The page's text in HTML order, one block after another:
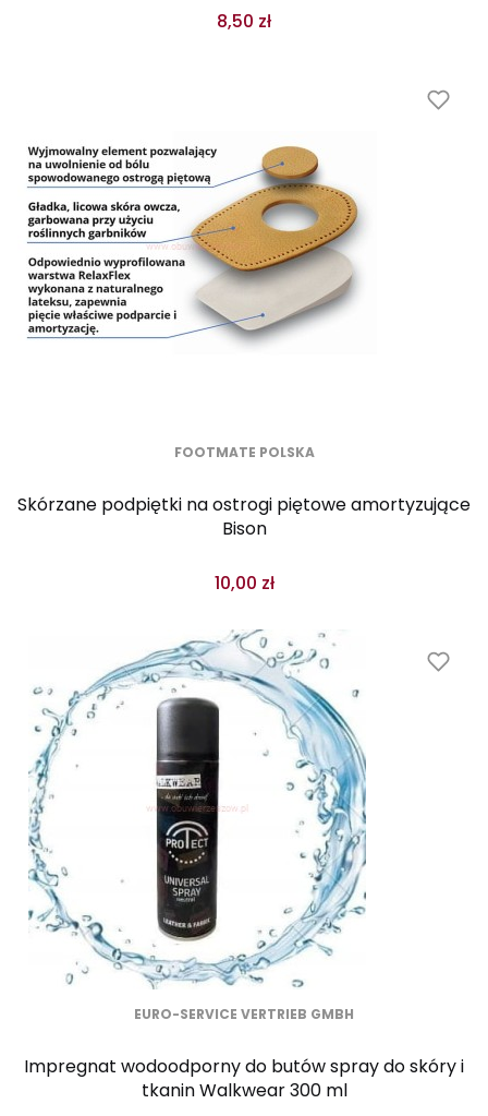
8,50 zł
FOOTMATE POLSKA
Skórzane podpiętki na ostrogi piętowe amortyzujące
Bison
10,00 zł
EURO-SERVICE VERTRIEB GMBH
Impregnat wodoodporny do butów spray do skóry i
tkanin Walkwear 300 ml